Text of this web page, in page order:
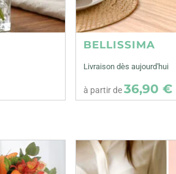
BELLISSIMA
Livraison dès aujourd'hui
à partir de36,90 €